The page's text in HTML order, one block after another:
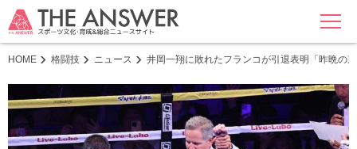
MENU
HOME 格闘技 ニュース 井岡一翔に敗れたフランコが引退表明「昨晩